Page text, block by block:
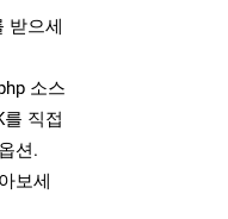
받으세
소스
직접
션.
보세